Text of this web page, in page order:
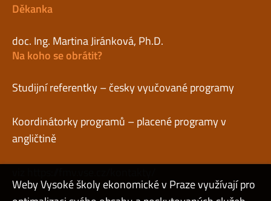
Děkanka
doc. Ing. Martina Jiránková, Ph.D.
Na koho se obrátit?
Studijní referentky – česky vyučované programy
Koordinátorky programů – placené programy v
angličtině
Weby Vysoké školy ekonomické v Praze využívají pro